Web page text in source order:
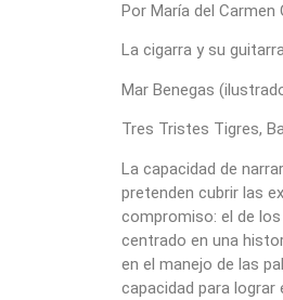
Por María del Carmen
La cigarra y su
Mar Benegas
Tres Tristes Tigres,
La capacidad de
pretenden cubrir las
compromiso: el de
centrado en una
en el manejo de las
capacidad para